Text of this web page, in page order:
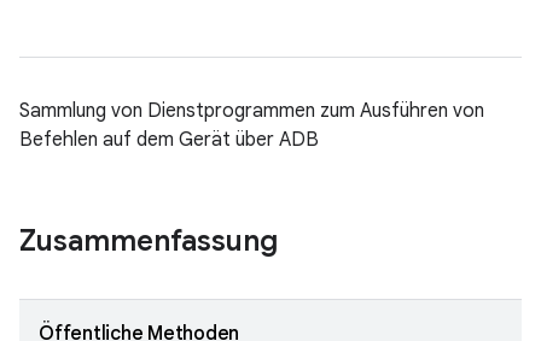
Sammlung von Dienstprogrammen zum Ausführen von
Befehlen auf dem Gerät über ADB
Zusammenfassung
Öffentliche Methoden